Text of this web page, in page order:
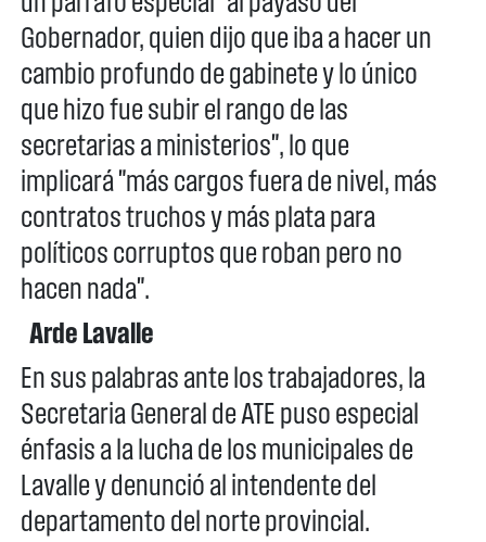
Gobernador, quien dijo que iba a hacer un
cambio profundo de gabinete y lo único
que hizo fue subir el rango de las
secretarias a ministerios", lo que
implicará "más cargos fuera de nivel, más
contratos truchos y más plata para
políticos corruptos que roban pero no
hacen nada".
Arde Lavalle
En sus palabras ante los trabajadores, la
Secretaria General de ATE puso especial
énfasis a la lucha de los municipales de
Lavalle y denunció al intendente del
departamento del norte provincial.